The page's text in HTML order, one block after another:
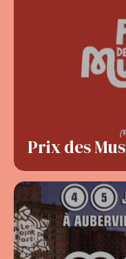
Prix des